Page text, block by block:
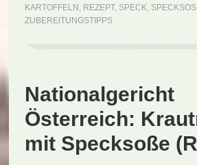
KARTOFFELN , REZEPT, SPECK,
ZUBEREITUNGSTIPPS
Nationalgericht
Österreich:
mit Specksoße